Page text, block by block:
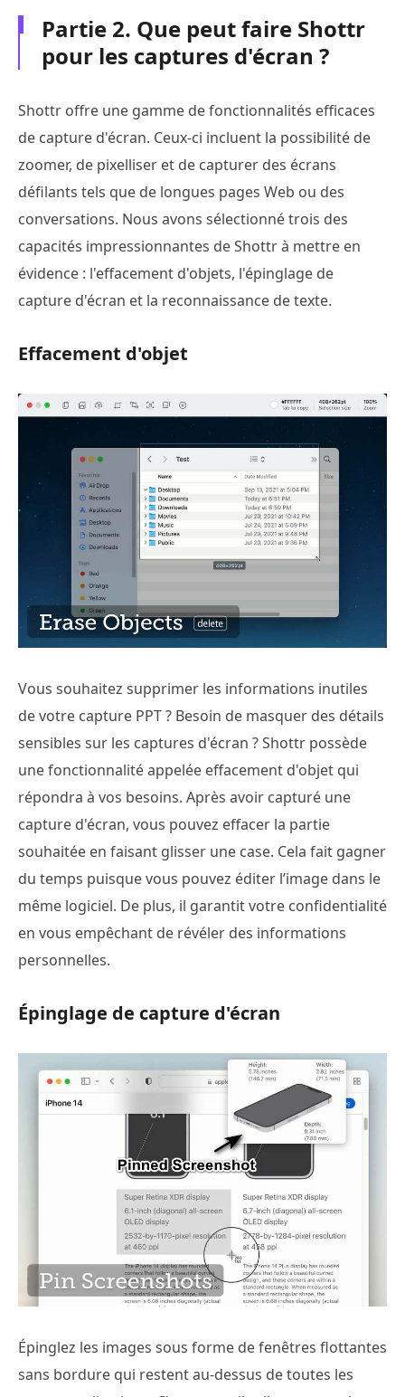
Partie 2. Que peut faire Shottr
pour les captures d'écran ?
Shottr offre une gamme de fonctionnalités efficaces
de capture d'écran. Ceux-ci incluent la possibilité de
zoomer, de pixelliser et de capturer des écrans
défilants tels que de longues pages Web ou des
conversations. Nous avons sélectionné trois des
capacités impressionnantes de Shottr à mettre en
évidence : l'effacement d'objets, l'épinglage de
capture d'écran et la reconnaissance de texte.
Effacement d'objet
Vous souhaitez supprimer les informations inutiles
de votre capture PPT ? Besoin de masquer des détails
sensibles sur les captures d'écran ? Shottr possède
une fonctionnalité appelée effacement d'objet qui
répondra à vos besoins. Après avoir capturé une
capture d'écran, vous pouvez effacer la partie
souhaitée en faisant glisser une case. Cela fait gagner
du temps puisque vous pouvez éditer l’image dans le
même logiciel. De plus, il garantit votre confidentialité
en vous empêchant de révéler des informations
personnelles.
Épinglage de capture d'écran
Épinglez les images sous forme de fenêtres flottantes
sans bordure qui restent au-dessus de toutes les